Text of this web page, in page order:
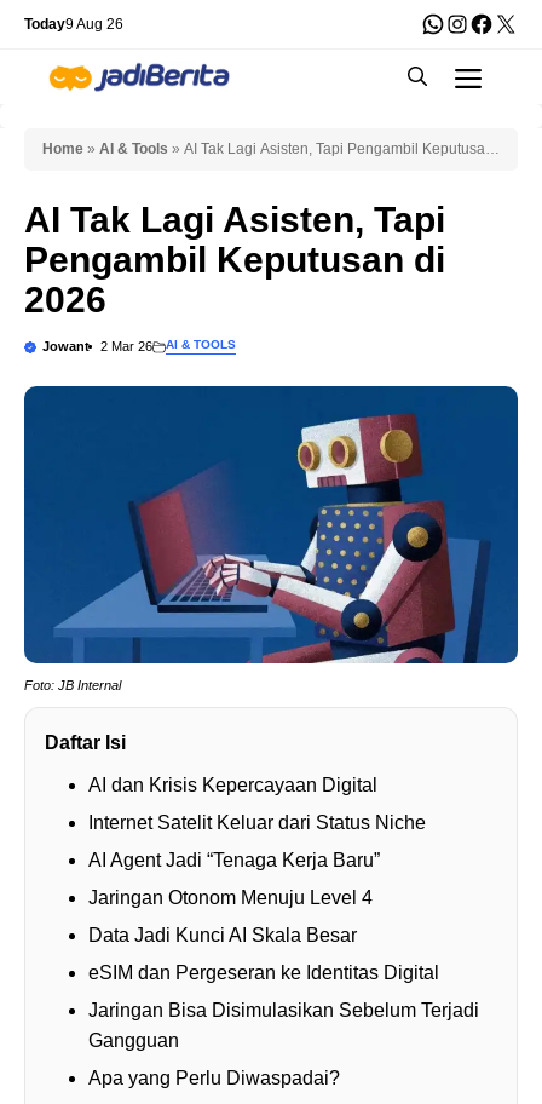
Skip
content
Today9 Aug 26 WhatsApp
X
Home » AI & Tools » AI Tak Lagi Asisten, Tapi Pengambil Keputusan
AI Tak Lagi Asisten, Tapi
Pengambil Keputusan di
2026
Jowant 2 Mar 26 AI & TOOLS
Foto: JB Internal
Daftar Isi
AI dan Krisis Kepercayaan Digital
Internet Satelit Keluar dari Status Niche
AI Agent Jadi “Tenaga Kerja Baru”
Jaringan Otonom Menuju Level 4
Data Jadi Kunci AI Skala Besar
eSIM dan Pergeseran ke Identitas Digital
Jaringan Bisa Disimulasikan Sebelum Terjadi
Gangguan
Apa yang Perlu Diwaspadai?